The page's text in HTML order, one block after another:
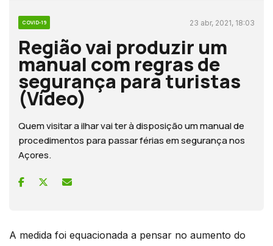
COVID-19 23 abr, 2021, 18:03
Região vai produzir um
manual com regras de
segurança para turistas
(Vídeo)
Quem visitar a ilhar vai ter à disposição um manual de
procedimentos para passar férias em segurança nos
Açores.
A medida foi equacionada a pensar no aumento do